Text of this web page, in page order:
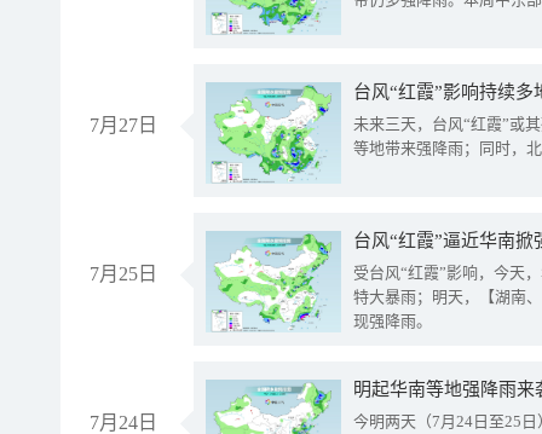
7月27日
台风“红霞”影响持续
未来三天，台风“红霞”或
等地带来强降雨；同时，
7月25日
台风“红霞”逼近华南
受台风“红霞”影响，今天
特大暴雨；明天，【湖南
现强降雨。
7月24日
明起华南等地强降雨
今明两天（7月24日至25